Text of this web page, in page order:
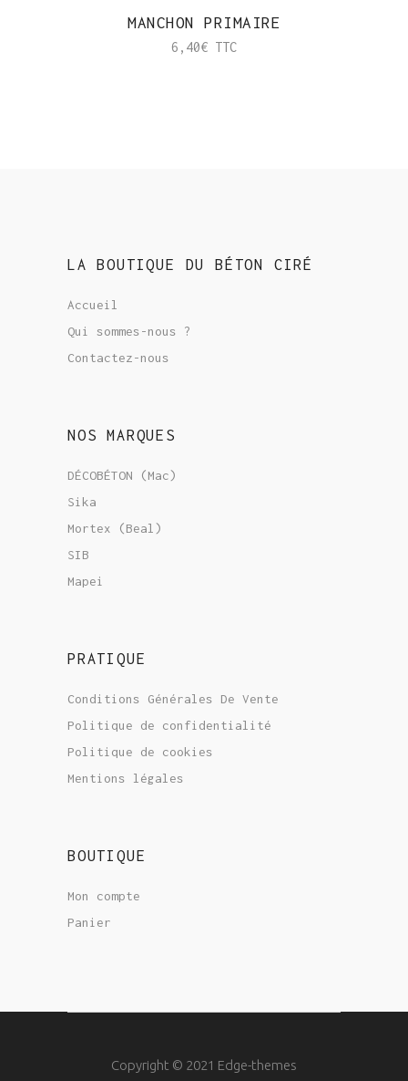
MANCHON PRIMAIRE
6,40€ TTC
LA BOUTIQUE DU BÉTON CIRÉ
Accueil
Qui sommes-nous ?
Contactez-nous
NOS MARQUES
DÉCOBÉTON (Mac)
Sika
Mortex (Beal)
SIB
Mapei
PRATIQUE
Conditions Générales De Vente
Politique de confidentialité
Politique de cookies
Mentions légales
BOUTIQUE
Mon compte
Panier
Copyright © 2021 Edge-themes